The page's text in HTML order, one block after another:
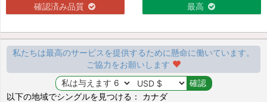
確認済み品質 最高
私たちは最高のサービスを提供するために懸命に働いています。
ご協力をお願いします
以下の地域でシングルを見つける： カナダ